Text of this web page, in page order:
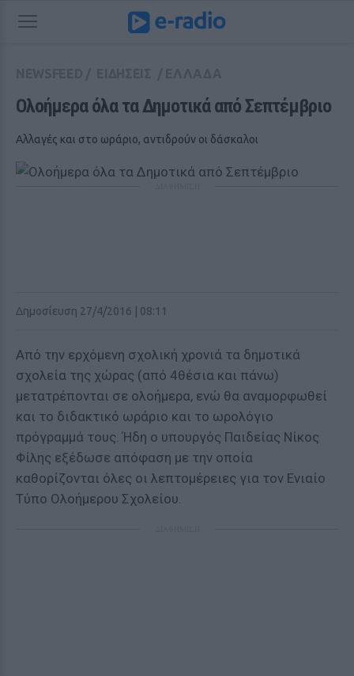
Ολοήμερα όλα τα Δημοτικά από Σεπτέμβριο
Αλλαγές και στο ωράριο, αντιδρούν οι δάσκαλοι
Δημοσίευση 27/4/2016 | 08:11
Από την ερχόμενη σχολική χρονιά τα δημοτικά
σχολεία της χώρας (από 4θέσια και πάνω)
μετατρέπονται σε ολοήμερα, ενώ θα αναμορφωθεί
και το διδακτικό ωράριο και το ωρολόγιο
πρόγραμμά τους. Ήδη ο υπουργός Παιδείας Νίκος
Φίλης εξέδωσε απόφαση με την οποία
καθορίζονται όλες οι λεπτομέρειες για τον Ενιαίο
Τύπο Ολοήμερου Σχολείου.